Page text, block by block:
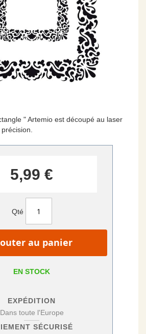
" Artemio est découpé au laser
5,99 €
Qté
au panier
EN STOCK
EXPÉDITION
Dans toute l'Europe
SÉCURISÉ